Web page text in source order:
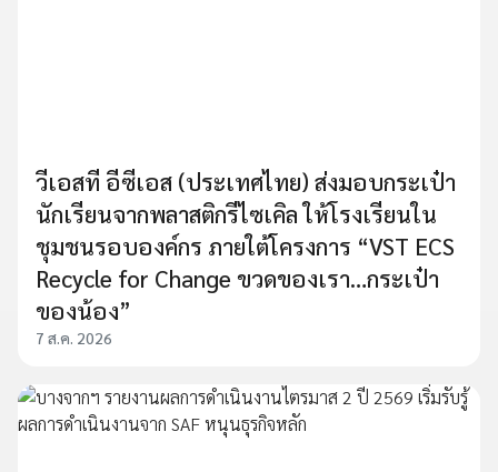
วีเอสที อีซีเอส (ประเทศไทย) ส่งมอบกระเป๋า
นักเรียนจากพลาสติกรีไซเคิล ให้โรงเรียนใน
ชุมชนรอบองค์กร ภายใต้โครงการ “VST ECS
Recycle for Change ขวดของเรา…กระเป๋า
ของน้อง”
7 ส.ค. 2026